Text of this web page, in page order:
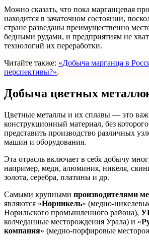
Можно сказать, что пока марганцевая
находится в зачаточном состоянии,
стране разведаны преимущественно
бедными рудами, и предприятиям не
технологий их переработки.
Читайте также: «Добыча марганца в
перспективы?».
Добыча цветных
Цветные металлы и их сплавы — это
конструкционный материал, без
представить производство различных
машин и оборудования.
Эта отрасль включает в себя добычу
например, меди, алюминия, никеля,
золота, серебра, платины и др.
Самыми крупными производителями
являются «Норникель» (медно-
Норильского промышленного района),
колчеданные месторождения Урала) и «
компания» (медно-порфировые